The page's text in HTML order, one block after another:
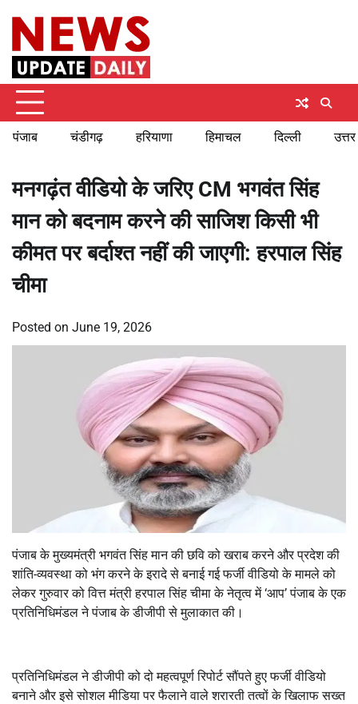
content
पंजाब चंडीगढ़ हरियाणा हिमाचल दिल्ली
मनगढ़ंत वीडियो के जरिए CM भगवंत सिंह
मान को बदनाम करने की साजिश किसी भी
कीमत पर बर्दाश्त नहीं की जाएगी: हरपाल सिंह
चीमा
Posted on June 19, 2026
पंजाब के मुख्यमंत्री भगवंत सिंह मान की छवि को खराब करने और प्रदेश की
शांति-व्यवस्था को भंग करने के इरादे से बनाई गई फर्जी वीडियो के मामले को
लेकर गुरुवार को वित्त मंत्री हरपाल सिंह चीमा के नेतृत्व में ‘आप’ पंजाब के एक
प्रतिनिधिमंडल ने पंजाब के डीजीपी से मुलाकात की।
प्रतिनिधिमंडल ने डीजीपी को दो महत्वपूर्ण रिपोर्ट सौंपते हुए फर्जी वीडियो
बनाने और इसे सोशल मीडिया पर फैलाने वाले शरारती तत्वों के खिलाफ सख्त